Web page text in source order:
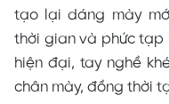
tạo lại dáng mày
thời gian và phức tạp
hiện đại, tay nghề
chân mày, đồng thời